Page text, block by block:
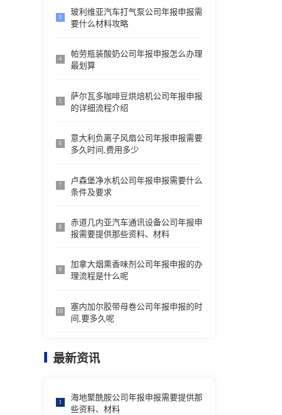
3
玻利维亚汽车打气泵公司年报申报需
要什么材料攻略
4
帕劳瓶装酸奶公司年报申报怎么办理
最划算
5
萨尔瓦多咖啡豆烘焙机公司年报申报
的详细流程介绍
6
意大利负离子风扇公司年报申报需要
多久时间,费用多少
7
卢森堡净水机公司年报申报需要什么
条件及要求
8
赤道几内亚汽车通讯设备公司年报申
报需要提供那些资料、材料
9
加拿大烟熏香味剂公司年报申报的办
理流程是什么呢
10
塞内加尔胶带母卷公司年报申报的时
间,要多久呢
最新资讯
1
海地聚酰胺公司年报申报需要提供那
些资料、材料